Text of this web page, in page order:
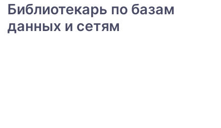
Библиотекарь по базам
данных и сетям